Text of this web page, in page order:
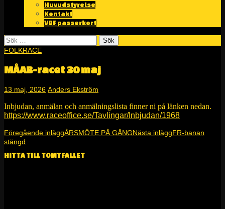
Huvudstyrelse
Kontakt
VBF passerkort
Sök
efter:
FOLKRACE
MÅAB-racet 30 maj
13 maj, 2026 Anders Ekström
Inbjudan, anmälan och anmälningslista finner ni på länken nedan.
https://www.raceoffice.se/Tavlingar/Inbjudan/1968
Inläggsnavigering
Föregående inläggÅRSMÖTE PÅ GÅNGNästa inläggFR-banan
stängd
HITTA TILL TOMTFALLET